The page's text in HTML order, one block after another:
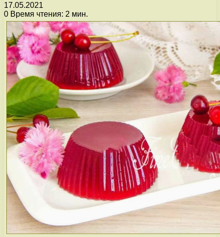
17.05.2021
0 Время чтения: 2 мин.